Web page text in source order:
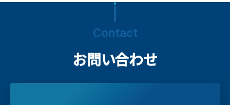
Contact
お問い合わせ